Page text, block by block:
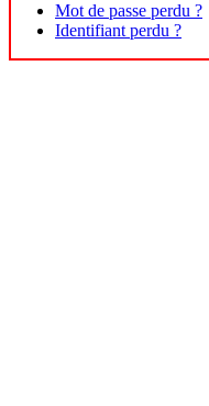
Mot de passe perdu ?
Identifiant perdu ?